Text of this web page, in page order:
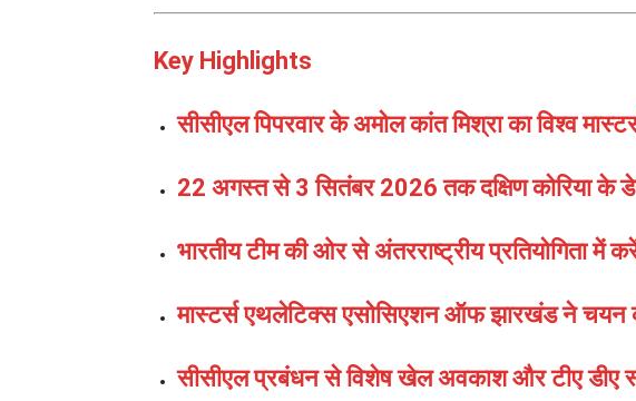
Key Highlights
सीसीएल पिपरवार के अमोल कांत मिश्रा का विश्व
22 अगस्त से 3 सितंबर 2026 तक दक्षिण कोरिया के
भारतीय टीम की ओर से अंतरराष्ट्रीय प्रतियोगिता में
मास्टर्स एथलेटिक्स एसोसिएशन ऑफ झारखंड ने चयन
सीसीएल प्रबंधन से विशेष खेल अवकाश और टीए डीए